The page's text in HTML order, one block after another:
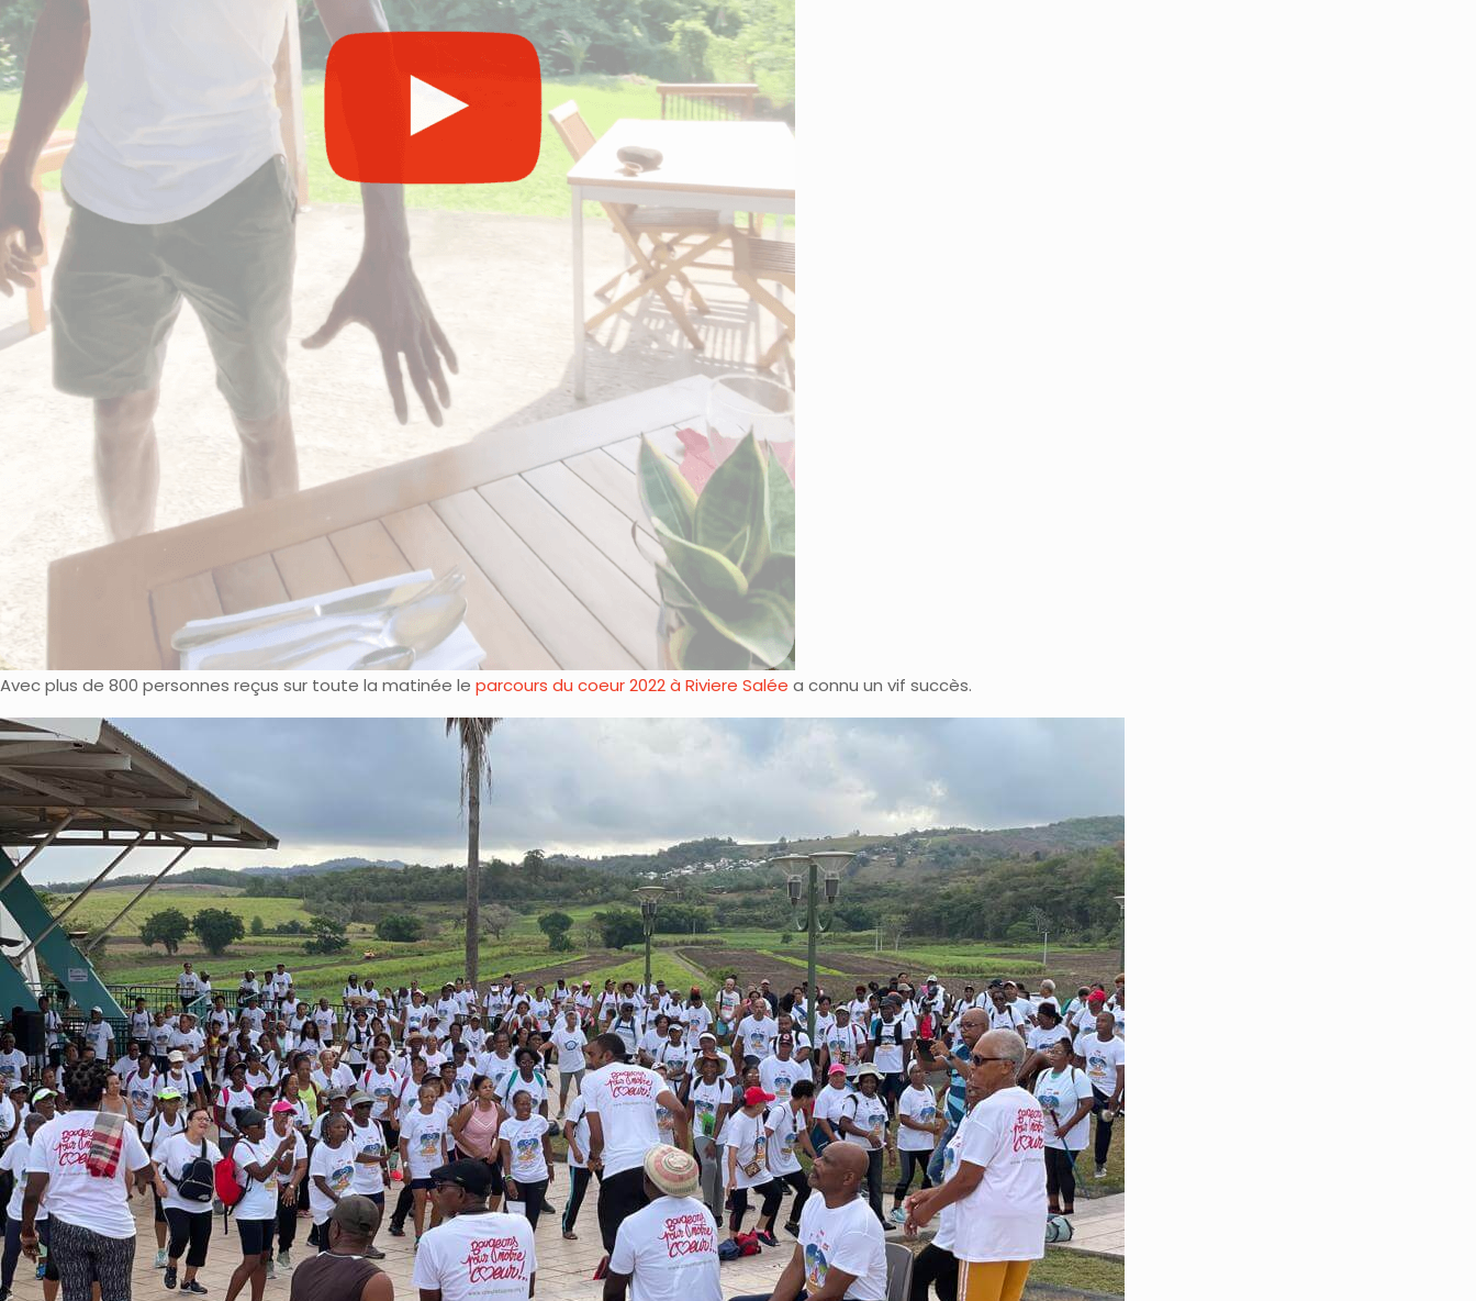
Avec plus de 800 personnes reçus sur toute la matinée le parcours du coeur 2022 à Riviere Salée a connu un vif succès.